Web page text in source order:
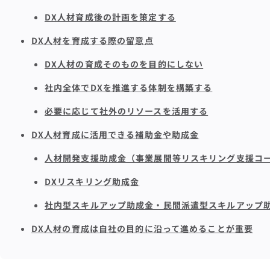
DX人材育成後の計画を策定する
DX人材を育成する際の留意点
DX人材の育成そのものを目的にしない
社内全体でDXを推進する体制を構築する
必要に応じて社外のリソースを活用する
DX人材育成に活用できる補助金や助成金
人材開発支援助成金（事業展開等リスキリング支援コー
DXリスキリング助成金
社内型スキルアップ助成金・民間派遣型スキルアップ
DX人材の育成は自社の目的に沿って進めることが重要